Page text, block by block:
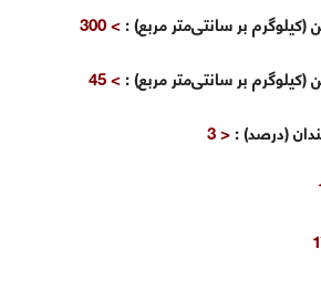
بر سانتی‌متر مربع) :> 300
بر سانتی‌متر مربع) :> 45
(درصد) :< 3
1